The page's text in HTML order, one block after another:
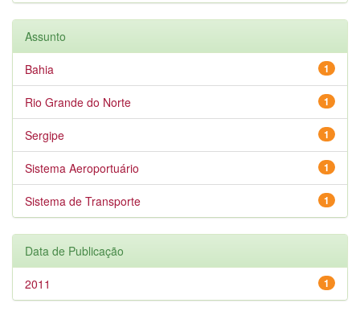
Assunto
1
Bahia
1
Rio Grande do Norte
1
Sergipe
1
Sistema Aeroportuário
1
Sistema de Transporte
Data de Publicação
1
2011